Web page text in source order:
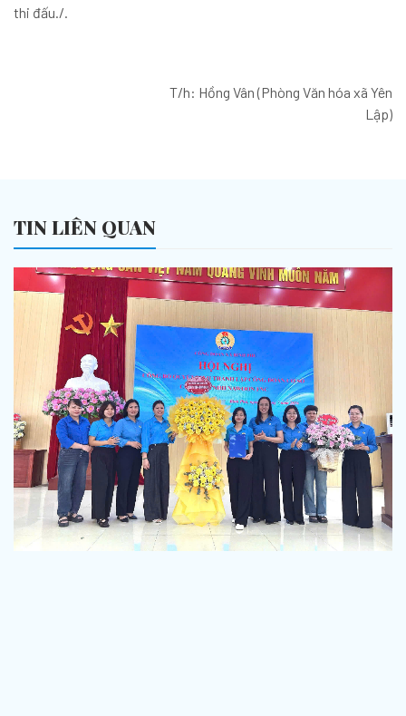
thi đấu./.
T/h: Hồng Vân (Phòng Văn hóa xã Yên
Lập)
TIN LIÊN QUAN